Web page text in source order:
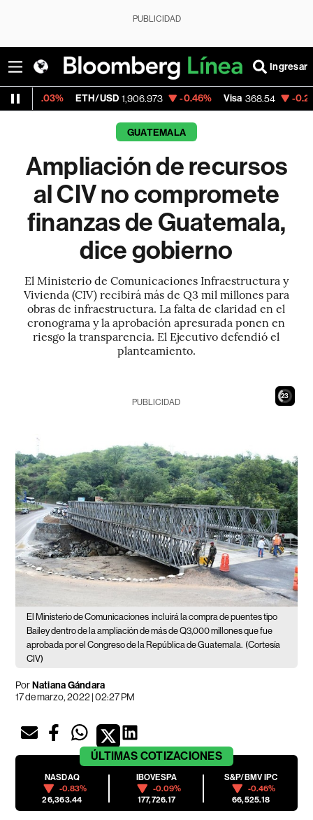
PUBLICIDAD
Ingresar
ETH/USD 1,906.973 -0.46% Visa 368.54 -0.28%
GUATEMALA
Ampliación de recursos
al CIV no compromete
finanzas de Guatemala,
dice gobierno
El Ministerio de Comunicaciones Infraestructura y
Vivienda (CIV) recibirá más de Q3 mil millones para
obras de infraestructura. La falta de claridad en el
cronograma y la aprobación apresurada ponen en
riesgo la transparencia. El Ejecutivo defendió el
planteamiento.
21
PUBLICIDAD
El Ministerio de Comunicaciones incluirá la compra de puentes tipo
Bailey dentro de la ampliación de más de Q3,000 millones que fue
aprobada por el Congreso de la República de Guatemala. (Cortesía
CIV)
PorNatiana Gándara
17 de marzo, 2022 | 02:27 PM
ÚLTIMAS COTIZACIONES
NASDAQ
-0.83%
26,363.44
IBOVESPA
-0.09%
177,726.17
S&P/BMV IPC
-0.46%
66,525.18